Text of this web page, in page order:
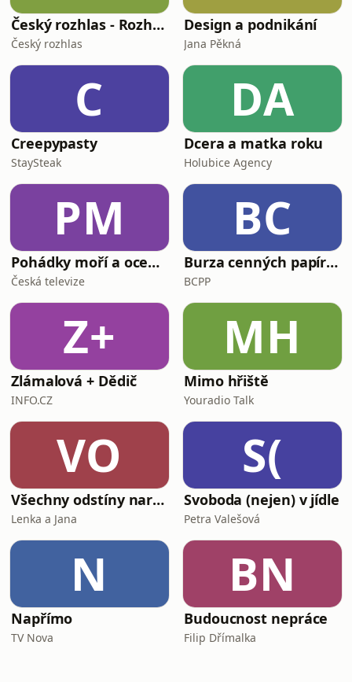
Český rozhlas - Rozhovory
Český rozhlas
Design a podnikání
Jana Pěkná
C
Creepypasty
StaySteak
DA
Dcera a matka roku
Holubice Agency
PM
Pohádky moří a oceánů
Česká televize
BC
Burza cenných papírů Praha
BCPP
Z+
Zlámalová + Dědič
INFO.CZ
MH
Mimo hřiště
Youradio Talk
VO
Všechny odstíny narcismu
Lenka a Jana
S(
Svoboda (nejen) v jídle
Petra Valešová
N
Napřímo
TV Nova
BN
Budoucnost nepráce
Filip Dřímalka